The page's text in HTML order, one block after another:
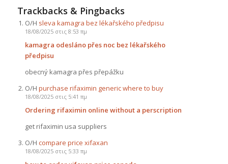
Trackbacks & Pingbacks
Ο/Η sleva kamagra bez lékařského předpisu
18/08/2025 στις 8:53 πμ
kamagra odesláno přes noc bez lékařského
předpisu
obecný kamagra přes přepážku
Ο/Η purchase rifaximin generic where to buy
18/08/2025 στις 5:41 πμ
Ordering rifaximin online without a perscription
get rifaximin usa suppliers
Ο/Η compare price xifaxan
18/08/2025 στις 5:33 πμ